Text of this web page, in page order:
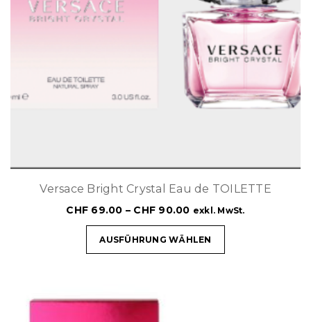
Versace Bright Crystal Eau de TOILETTE
CHF 69.00 – CHF 90.00 exkl. MwSt.
AUSFÜHRUNG WÄHLEN